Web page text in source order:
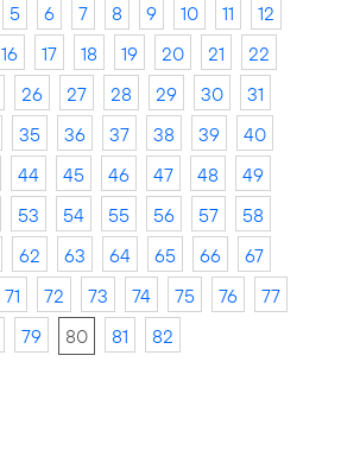
5 6 7 8 9 10 11
12
16 17 18 19 20 21
22
26 27 28 29 30
31
35 36 37 38 39
40
44 45 46 47 48
49
53 54 55 56 57
58
62 63 64 65 66
67
71 72 73 74 75 76
77
79 80 81 82